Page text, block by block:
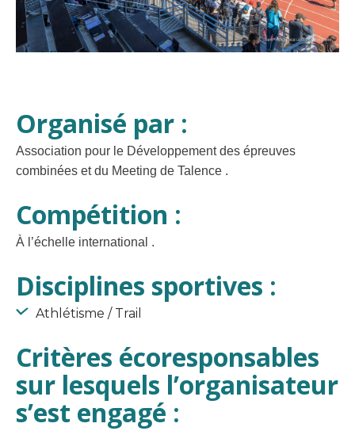
Organisé par :
Association pour le Développement des épreuves
combinées et du Meeting de Talence .
Compétition :
À l’échelle international .
Disciplines sportives :
Athlétisme / Trail
Critères écoresponsables
sur lesquels l’organisateur
s’est engagé :